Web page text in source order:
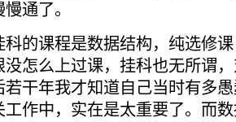
通了。
科的课程是数据结构，纯选修
没怎么上过课，挂科也无所谓
若干年我才知道自己当时有多
工作中，实在是太重要了。而